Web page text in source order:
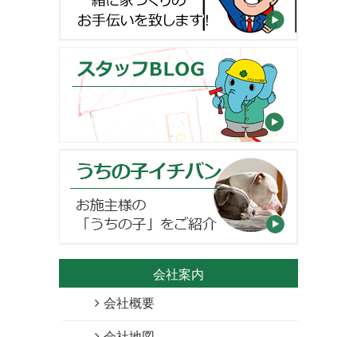
会社案内
会社概要